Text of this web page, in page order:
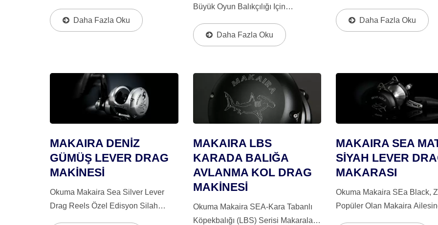
SEA Gold İkili Sürükleme Kamerası
Avantajı'nı Tanıtıyoruz: Standart
Daha Fazla Oku
Büyük Oyun Balıkçılığı Için
Balığı Ve Köpekbalıkları Için Idealdir.
Gelişmiş, Benzersiz Ve Sayısız
Daha Fazla Oku
Üzerinde Hassasiyet, Güç
Talep Eden Balıkçılar Için
Daha Fazla Oku
MAKAIRA DENİZ
GÜMÜŞ LEVER DRAG
MAKİNESİ
Okuma Makaira Sea Silver Lever
Drag Reels Özel Edisyon Silah
MAKAIRA LBS
KARADA BALIĞA
AVLANMA KOL DRAG
MAKİNESİ
Okuma Makaira SEA-Kara Tabanlı
Köpekbalığı (LBS) Serisi Makaraları
MAKAIRA SEA
SİYAH LEVER
MAKARASI
Okuma Makaira SEa Black,
Popüler Olan Makaira